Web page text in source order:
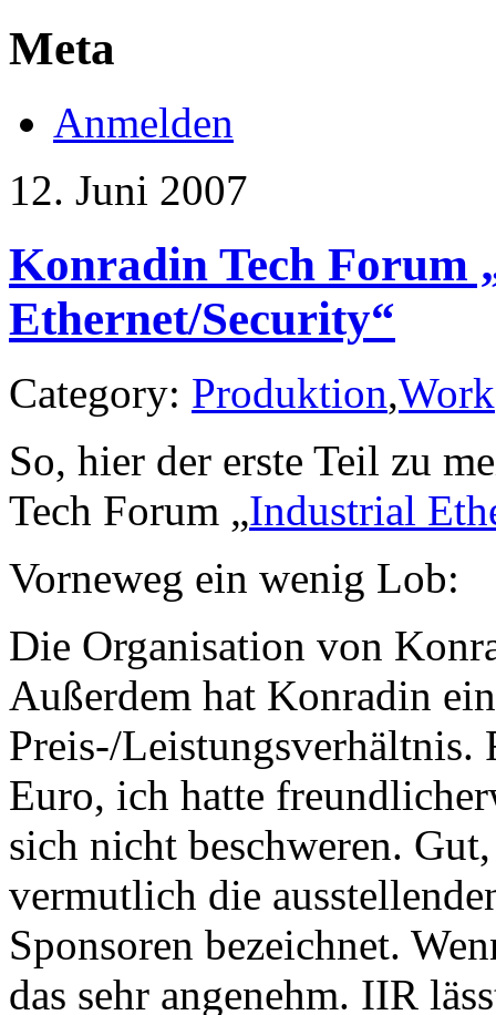
Meta
Anmelden
12. Juni 2007
Konradin Tech Forum
Ethernet/Security“
Category: Produktion,Work
So, hier der erste Teil zu
Tech Forum „Industrial
Vorneweg ein wenig Lob:
Die Organisation von
Außerdem hat Konradin
Preis-/Leistungsverhältnis.
Euro, ich hatte
sich nicht beschweren.
vermutlich die
Sponsoren bezeichnet.
das sehr angenehm. IIR